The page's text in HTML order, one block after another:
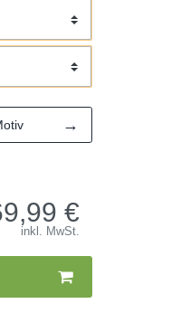
→
€
inkl. MwSt.